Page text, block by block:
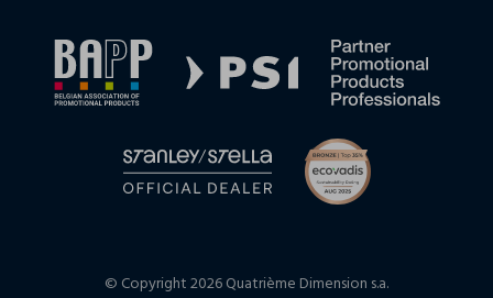
© Copyright 2026 Quatrième Dimension s.a.